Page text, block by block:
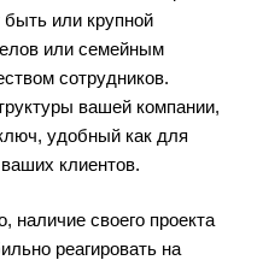
или крупной
или семейным
сотрудников.
вашей компании,
удобный как для
клиентов.
наличие своего проекта
реагировать на